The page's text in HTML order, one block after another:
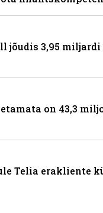
jõudis 3,95
on 43,3
Telia erakliente